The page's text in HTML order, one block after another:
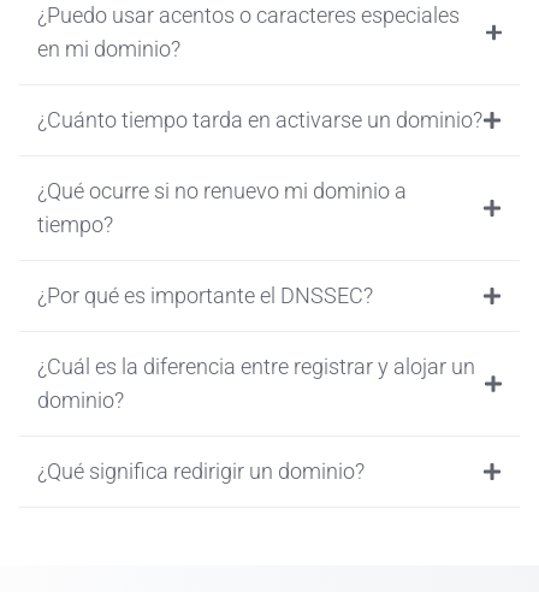
¿Puedo usar acentos o caracteres especiales
en mi dominio?
¿Cuánto tiempo tarda en activarse un dominio?
¿Qué ocurre si no renuevo mi dominio a
tiempo?
¿Por qué es importante el DNSSEC?
¿Cuál es la diferencia entre registrar y alojar un
dominio?
¿Qué significa redirigir un dominio?